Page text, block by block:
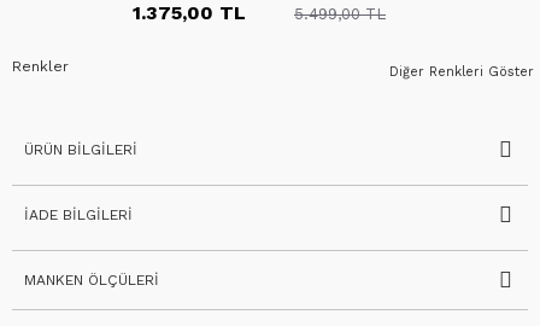
1.375,00 TL 5.499,00 TL
Diğer Renkleri Göster
Renkler
ÜRÜN BILGILERI
İADE BILGILERI
MANKEN ÖLÇÜLERI